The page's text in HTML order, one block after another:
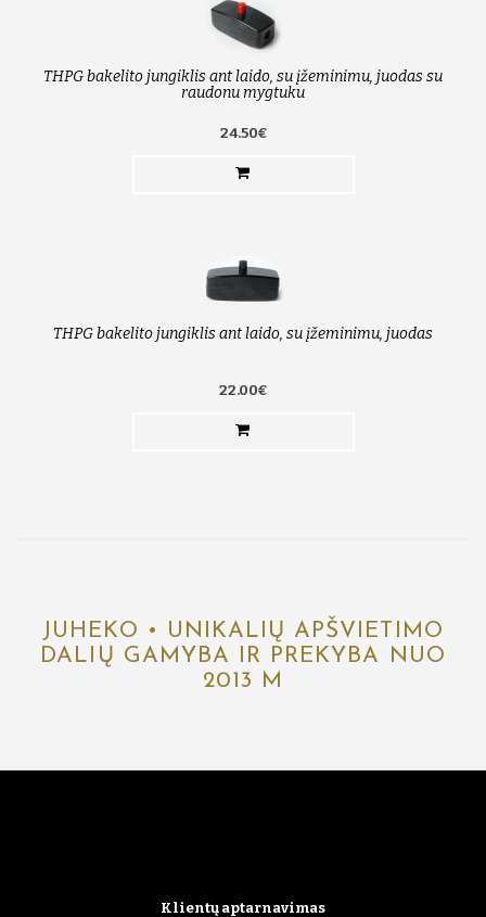
THPG bakelito jungiklis ant laido, su įžeminimu, juodas su
raudonu mygtuku
24.50€
THPG bakelito jungiklis ant laido, su įžeminimu, juodas
22.00€
JUHEKO • UNIKALIŲ APŠVIETIMO
DALIŲ GAMYBA IR PREKYBA NUO
2013 M
Klientų aptarnavimas